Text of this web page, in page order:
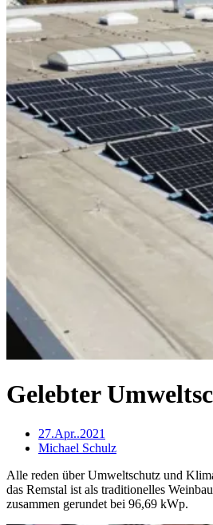
Gelebter
27.Apr..2021
Michael Schulz
Alle reden über Umweltschutz und
das Remstal ist als traditionelles
zusammen gerundet bei 96,69 kWp.